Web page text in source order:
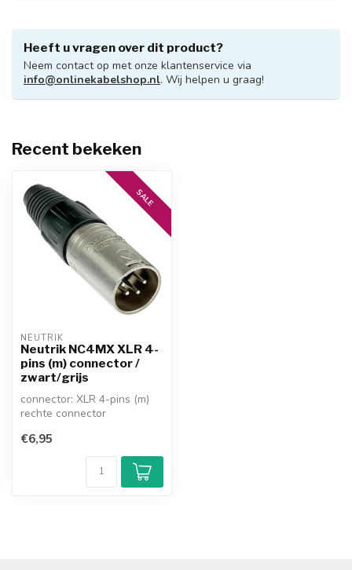
Heeft u vragen over dit product?
Neem contact op met onze klantenservice via
info@onlinekabelshop.nl. Wij helpen u graag!
Recent bekeken
SALE
NEUTRIK
Neutrik NC4MX XLR 4-
pins (m) connector /
zwart/grijs
connector: XLR 4-pins (m)
rechte connector
verguld: nee / ...
€6,95